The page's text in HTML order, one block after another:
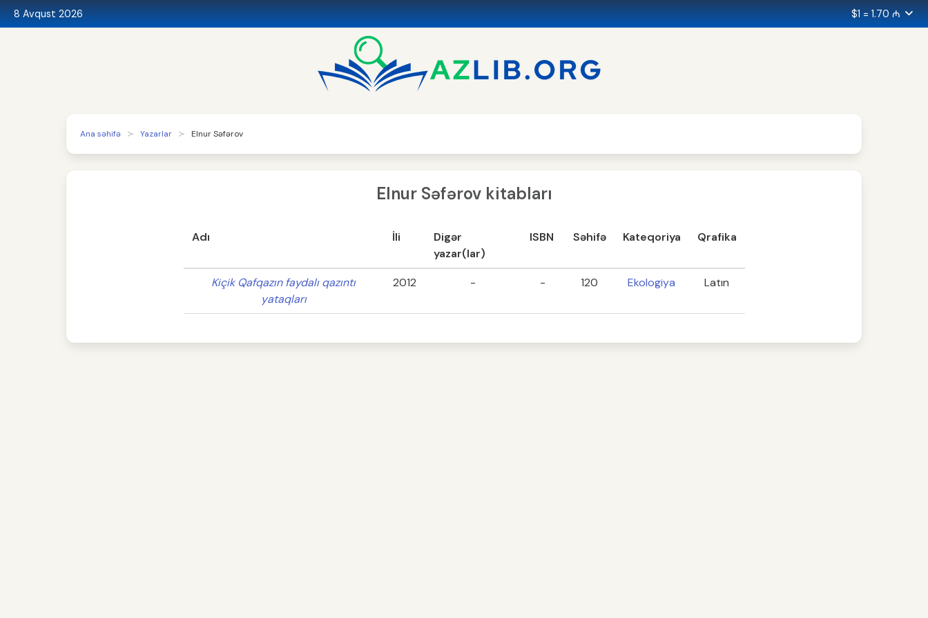
8 Avqust 2026 $1 = 1.70 ₼
Ana səhifə Yazarlar Elnur Səfərov
Elnur Səfərov kitabları
Adı İli
Digər
yazar(lar)
ISBN Səhifə Kateqoriya Qrafika
Kiçik Qafqazın faydalı qazıntı
yataqları
2012 - - 120 Ekologiya Latın